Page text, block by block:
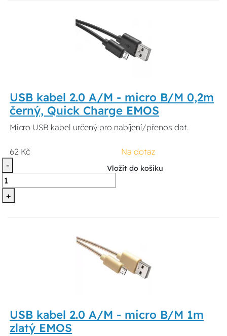
USB kabel 2.0 A/M - micro B/M 0,2m
černý, Quick Charge EMOS
Micro USB kabel určený pro nabíjení/přenos dat.
62 Kč
Na dotaz
-
+
Vložit do košíku
USB kabel 2.0 A/M - micro B/M 1m
zlatý EMOS